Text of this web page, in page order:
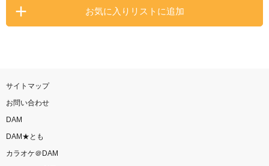
お気に入りリストに追加
サイトマップ
お問い合わせ
DAM
DAM★とも
カラオケ＠DAM